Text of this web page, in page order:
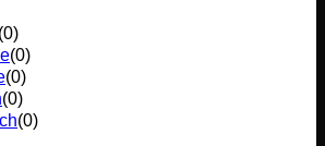
(0)
(0)
(0)
(0)
(0)